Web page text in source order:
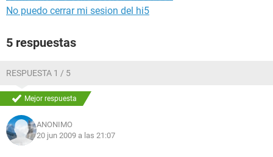
No puedo cerrar mi sesion del hi5
5 respuestas
RESPUESTA 1 / 5
Mejor respuesta
ANONIMO
20 jun 2009 a las 21:07